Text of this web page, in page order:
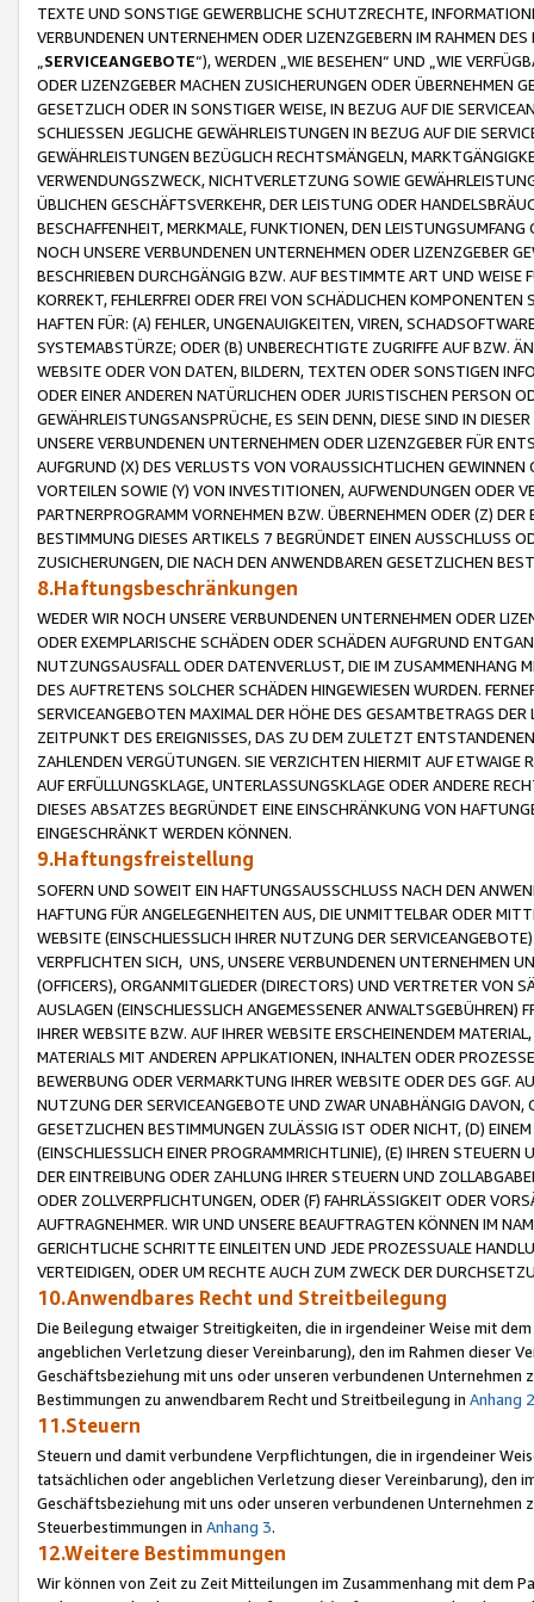
TEXTE UND SONSTIGE GEWERBLICHE SCHUTZRECHTE,
VERBUNDENEN UNTERNEHMEN ODER LIZENZGEBERN IM RAHMEN
SERVICEANGEBOTE“), WERDEN „WIE BESEHEN“ UND „WIE
ODER LIZENZGEBER MACHEN ZUSICHERUNGEN ODER ÜBERNEHMEN
GESETZLICH ODER IN SONSTIGER WEISE, IN BEZUG AUF DIE
SCHLIESSEN JEGLICHE GEWÄHRLEISTUNGEN IN BEZUG AUF DIE
GEWÄHRLEISTUNGEN BEZÜGLICH RECHTSMÄNGELN,
VERWENDUNGSZWECK, NICHTVERLETZUNG SOWIE
ÜBLICHEN GESCHÄFTSVERKEHR, DER LEISTUNG ODER
BESCHAFFENHEIT, MERKMALE, FUNKTIONEN, DEN
NOCH UNSERE VERBUNDENEN UNTERNEHMEN ODER LIZENZGEBER
BESCHRIEBEN DURCHGÄNGIG BZW. AUF BESTIMMTE ART UND
KORREKT, FEHLERFREI ODER FREI VON SCHÄDLICHEN
HAFTEN FÜR: (A) FEHLER, UNGENAUIGKEITEN, VIREN,
SYSTEMABSTÜRZE; ODER (B) UNBERECHTIGTE ZUGRIFFE AUF BZW.
WEBSITE ODER VON DATEN, BILDERN, TEXTEN ODER SONSTIGEN
ODER EINER ANDEREN NATÜRLICHEN ODER JURISTISCHEN PERSON
GEWÄHRLEISTUNGSANSPRÜCHE, ES SEIN DENN, DIESE SIND IN
UNSERE VERBUNDENEN UNTERNEHMEN ODER LIZENZGEBER FÜR
AUFGRUND (X) DES VERLUSTS VON VORAUSSICHTLICHEN
VORTEILEN SOWIE (Y) VON INVESTITIONEN, AUFWENDUNGEN ODER
PARTNERPROGRAMM VORNEHMEN BZW. ÜBERNEHMEN ODER (Z)
BESTIMMUNG DIESES ARTIKELS 7 BEGRÜNDET EINEN AUSSCHLUSS
ZUSICHERUNGEN, DIE NACH DEN ANWENDBAREN GESETZLICHEN
8.Haftungsbeschränkungen
WEDER WIR NOCH UNSERE VERBUNDENEN UNTERNEHMEN ODER
ODER EXEMPLARISCHE SCHÄDEN ODER SCHÄDEN AUFGRUND
NUTZUNGSAUSFALL ODER DATENVERLUST, DIE IM ZUSAMMENHANG
DES AUFTRETENS SOLCHER SCHÄDEN HINGEWIESEN WURDEN.
SERVICEANGEBOTEN MAXIMAL DER HÖHE DES GESAMTBETRAGS
ZEITPUNKT DES EREIGNISSES, DAS ZU DEM ZULETZT
ZAHLENDEN VERGÜTUNGEN. SIE VERZICHTEN HIERMIT AUF
AUF ERFÜLLUNGSKLAGE, UNTERLASSUNGSKLAGE ODER ANDERE
DIESES ABSATZES BEGRÜNDET EINE EINSCHRÄNKUNG VON
EINGESCHRÄNKT WERDEN KÖNNEN.
9.Haftungsfreistellung
SOFERN UND SOWEIT EIN HAFTUNGSAUSSCHLUSS NACH DEN
HAFTUNG FÜR ANGELEGENHEITEN AUS, DIE UNMITTELBAR ODER
WEBSITE (EINSCHLIESSLICH IHRER NUTZUNG DER
VERPFLICHTEN SICH, UNS, UNSERE VERBUNDENEN UNTERNEHMEN
(OFFICERS), ORGANMITGLIEDER (DIRECTORS) UND VERTRETER VON
AUSLAGEN (EINSCHLIESSLICH ANGEMESSENER
IHRER WEBSITE BZW. AUF IHRER WEBSITE ERSCHEINENDEM
MATERIALS MIT ANDEREN APPLIKATIONEN, INHALTEN ODER
BEWERBUNG ODER VERMARKTUNG IHRER WEBSITE ODER DES GGF.
NUTZUNG DER SERVICEANGEBOTE UND ZWAR UNABHÄNGIG
GESETZLICHEN BESTIMMUNGEN ZULÄSSIG IST ODER NICHT, (D)
(EINSCHLIESSLICH EINER PROGRAMMRICHTLINIE), (E) IHREN
DER EINTREIBUNG ODER ZAHLUNG IHRER STEUERN UND
ODER ZOLLVERPFLICHTUNGEN, ODER (F) FAHRLÄSSIGKEIT ODER
AUFTRAGNEHMER. WIR UND UNSERE BEAUFTRAGTEN KÖNNEN IM
GERICHTLICHE SCHRITTE EINLEITEN UND JEDE PROZESSUALE
VERTEIDIGEN, ODER UM RECHTE AUCH ZUM ZWECK DER
10.Anwendbares Recht und Streitbeilegung
Die Beilegung etwaiger Streitigkeiten, die in irgendeiner Weise mit
angeblichen Verletzung dieser Vereinbarung), den im Rahmen dieser
Geschäftsbeziehung mit uns oder unseren verbundenen
Bestimmungen zu anwendbarem Recht und Streitbeilegung in Anhang 2
11.Steuern
Steuern und damit verbundene Verpflichtungen, die in irgendeiner
tatsächlichen oder angeblichen Verletzung dieser Vereinbarung), den
Geschäftsbeziehung mit uns oder unseren verbundenen
Steuerbestimmungen in Anhang 3.
12.Weitere Bestimmungen
Wir können von Zeit zu Zeit Mitteilungen im Zusammenhang mit dem